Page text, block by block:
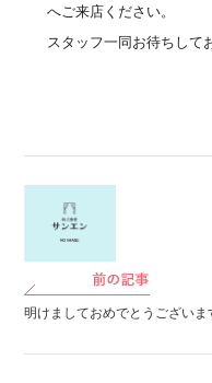
へご来店ください。
スタッフ一同お待ちして
明けましておめでとうございま